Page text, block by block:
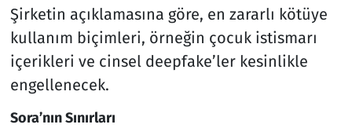
Şirketin açıklamasına göre, en zararlı kötüye
kullanım biçimleri, örneğin çocuk istismarı
içerikleri ve cinsel deepfake’ler kesinlikle
engellenecek.
Sora’nın Sınırları